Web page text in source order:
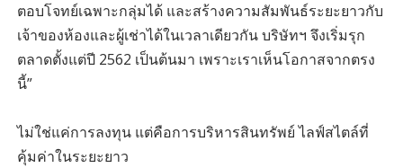
ตอบโจทย์เฉพาะกลุ่มได้ และสร้างความสัมพันธ์ระยะยาวกับ
เจ้าของห้องและผู้เช่าได้ในเวลาเดียวกัน บริษัทฯ จึงเริ่มรุก
ตลาดตั้งแต่ปี 2562 เป็นต้นมา เพราะเราเห็นโอกาสจากตรง
นี้”
ไม่ใช่แค่การลงทุน แต่คือการบริหารสินทรัพย์ ไลฟ์สไตล์ที่
คุ้มค่าในระยะยาว